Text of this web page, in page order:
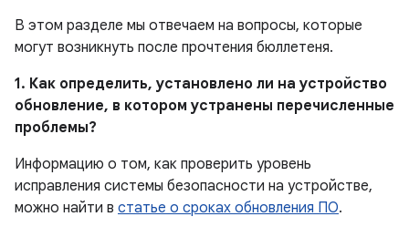
В этом разделе мы отвечаем на вопросы, которые
могут возникнуть после прочтения бюллетеня.
1. Как определить, установлено ли на устройство
обновление, в котором устранены перечисленные
проблемы?
Информацию о том, как проверить уровень
исправления системы безопасности на устройстве,
можно найти в статье о сроках обновления ПО.